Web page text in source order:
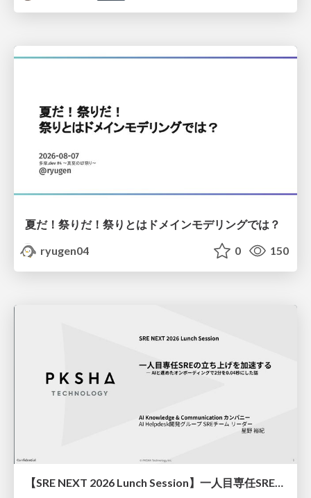
夏だ！祭りだ！祭りとはドメインモデリングでは？
ryugen04
0 150
【SRE NEXT 2026 Lunch Session】一人目専任SREの立ち上げを加速する ― AIと進めたオンボーディングで2分を0.04秒にした話